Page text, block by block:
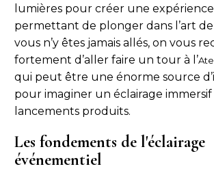
lumières pour créer une
permettant de plonger dans l’art de
vous n’y êtes jamais allés, on vous
fortement d’aller faire un tour à l’
qui peut être une énorme source
pour imaginer un éclairage immersif
lancements produits.
Les fondements de l'éclairage
événementiel